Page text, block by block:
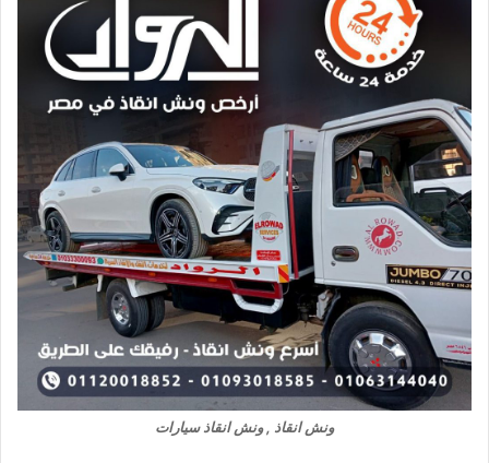
ونش انقاذ , ونش انقاذ سيارات